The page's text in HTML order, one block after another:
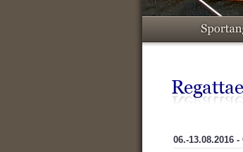
06.-13.08.2016